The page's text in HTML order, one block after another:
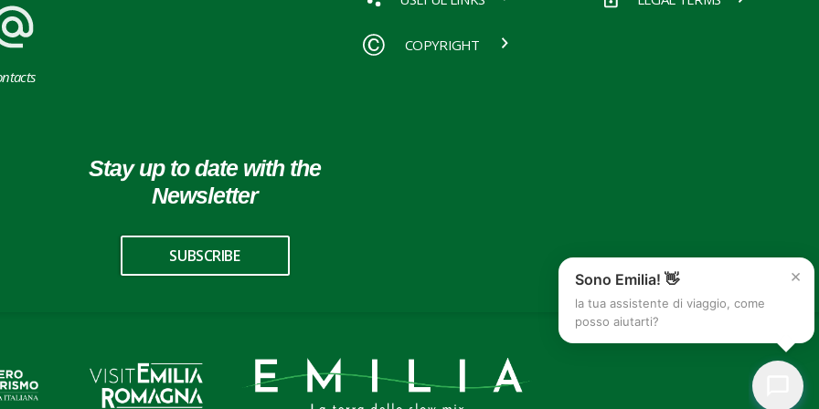
COPYRIGHT
Stay up to date with the
Newsletter
SUBSCRIBE
×
Sono Emilia! 👋
la tua assistente di viaggio, come
posso aiutarti?